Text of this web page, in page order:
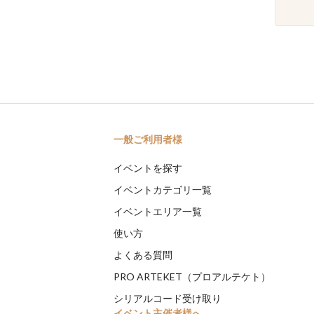
一般ご利用者様
イベントを探す
イベントカテゴリ一覧
イベントエリア一覧
使い方
よくある質問
PRO ARTEKET（プロアルテケト）
シリアルコード受け取り